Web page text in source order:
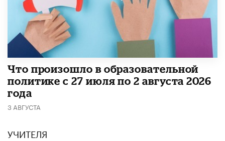
​Что произошло в образовательной
политике с 27 июля по 2 августа 2026
года
3 АВГУСТА
УЧИТЕЛЯ